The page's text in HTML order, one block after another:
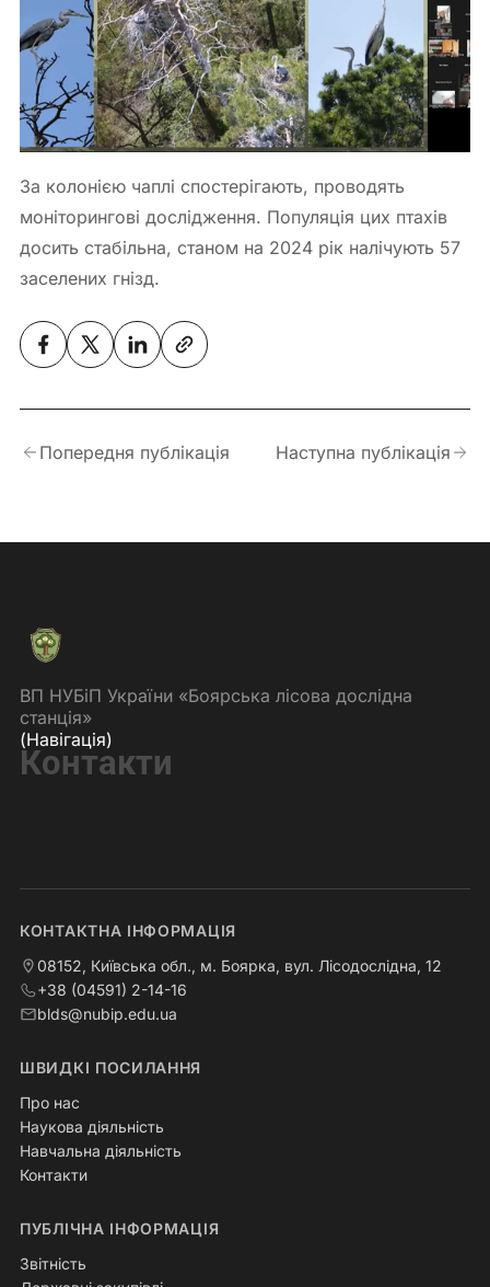
За колонією чаплі спостерігають, проводять
моніторингові дослідження. Популяція цих птахів
досить стабільна, станом на 2024 рік налічують 57
заселених гнізд.
Попередня публікація Наступна публікація
ВП НУБіП України «Боярська лісова дослідна
станція»
(Навігація)
Контакти
КОНТАКТНА ІНФОРМАЦІЯ
08152, Київська обл., м. Боярка, вул. Лісодослідна, 12
+38 (04591) 2-14-16
blds@nubip.edu.ua
ШВИДКІ ПОСИЛАННЯ
Про нас
Наукова діяльність
Навчальна діяльність
Контакти
ПУБЛІЧНА ІНФОРМАЦІЯ
Звітність